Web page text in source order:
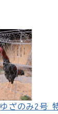
ゆざのみ2号